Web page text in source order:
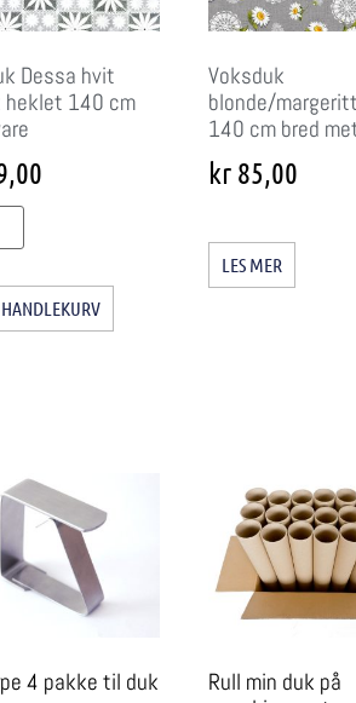
Dessa hvit
heklet 140 cm
Voksduk
blonde/
140 cm bred
kr 85,00
LES MER
4 pakke til duk
Rull min duk på